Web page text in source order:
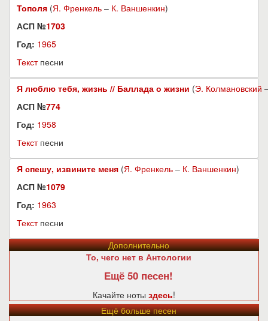
Тополя (Я. Френкель – К. Ваншенкин)
АСП №1703
Год: 1965
Текстпесни
Я люблю тебя, жизнь // Баллада о жизни (Э. Колмановский
АСП №774
Год: 1958
Текстпесни
Я спешу, извините меня (Я. Френкель – К. Ваншенкин)
АСП №1079
Год: 1963
Текстпесни
Дополнительно
То, чего нет в Антологии
Ещё 50 песен!
Качайте ноты здесь!
Ещё больше песен